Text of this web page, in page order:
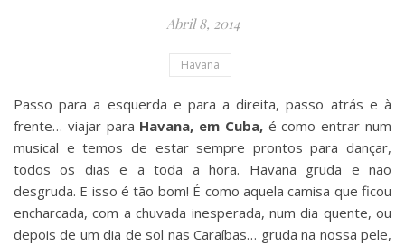
Abril 8, 2014
Havana
Passo para a esquerda e para a direita, passo atrás e à
frente… viajar para Havana, em Cuba,é como entrar num
musical e temos de estar sempre prontos para dançar,
todos os dias e a toda a hora. Havana gruda e não
desgruda. E isso é tão bom! É como aquela camisa que ficou
encharcada, com a chuvada inesperada, num dia quente, ou
depois de um dia de sol nas Caraíbas… gruda na nossa pele,